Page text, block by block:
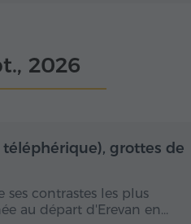
2026
Toute la journée
grottes de
contrastes les plus
au départ d'Erevan en…